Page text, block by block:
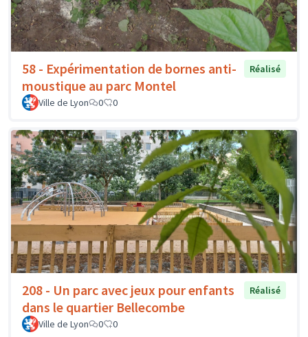
58 - Expérimentation de bornes anti-
moustique au parc Montel
Réalisé
Ville de Lyon 0 0
208 - Un parc avec jeux pour enfants
dans le quartier Bellecombe
Réalisé
Ville de Lyon 0 0